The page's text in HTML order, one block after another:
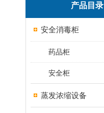
产品目录
安全消毒柜
药品柜
安全柜
蒸发浓缩设备